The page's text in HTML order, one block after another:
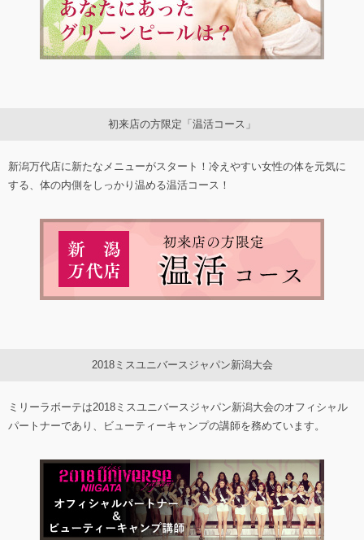
初来店の方限定「温活コース」
新潟万代店に新たなメニューがスタート！冷えやすい女性の体を元気に
する、体の内側をしっかり温める温活コース！
2018ミスユニバースジャパン新潟大会
ミリーラボーテは2018ミスユニバースジャパン新潟大会のオフィシャル
パートナーであり、ビューティーキャンプの講師を務めています。